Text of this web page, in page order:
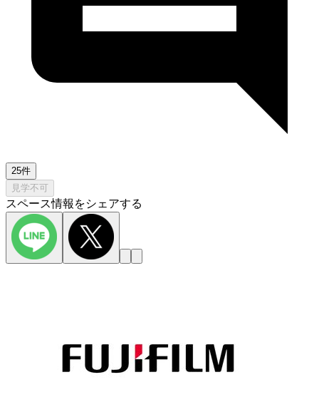
25件
見学不可
スペース情報をシェアする